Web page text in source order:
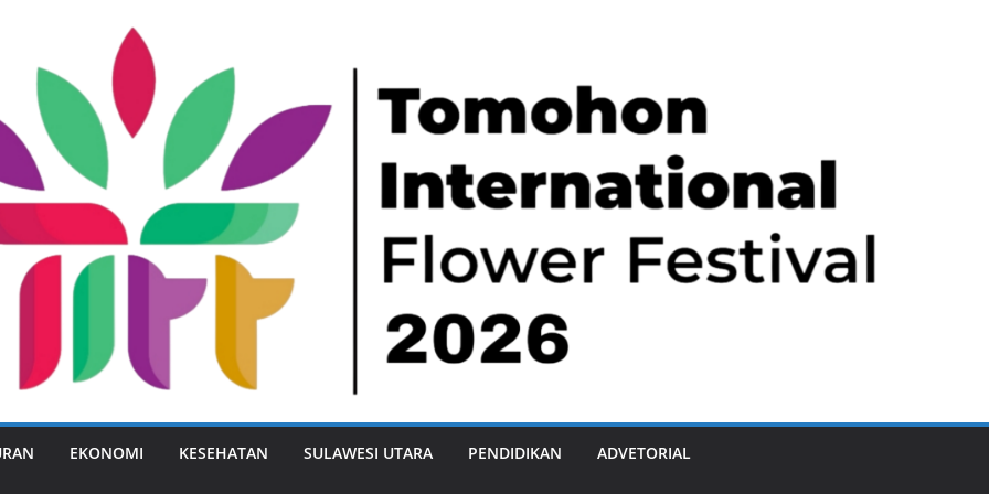
EKONOMI KESEHATAN SULAWESI UTARA PENDIDIKAN ADVETORIAL